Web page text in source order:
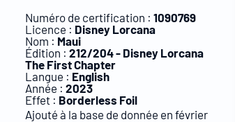
Numéro de certification :1090769
Licence : Disney Lorcana
Nom : Maui
Édition :212/204 - Disney Lorcana
The First Chapter
Langue : English
Année :2023
Effet : Borderless Foil
Ajouté à la base de donnée en février